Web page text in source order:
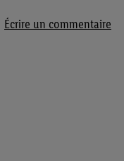
Écrire un commentaire